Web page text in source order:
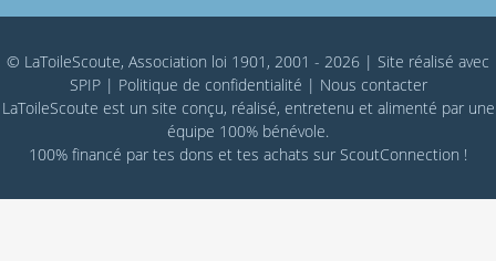
© LaToileScoute, Association loi 1901, 2001 - 2026 | Site réalisé avec
SPIP| Politique de confidentialité | Nous contacter
LaToileScoute est un site conçu, réalisé, entretenu et alimenté par une
équipe 100% bénévole.
100% financé par tes dons et tes achats sur ScoutConnection !